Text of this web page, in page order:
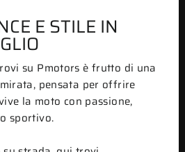
E STILE IN
su Pmotors è frutto di una
pensata per offrire
la moto con passione,
sportivo.